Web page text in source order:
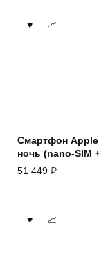
Смартфон Apple
ночь (nano-SIM
51 449 ₽